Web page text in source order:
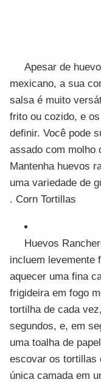
Apesar de
mexicano, a sua
salsa é muito
frito ou cozido, e
definir. Você pode
assado com molho
Mantenha huevos
uma variedade de
. Corn Tortillas
Huevos
incluem levemente
aquecer uma fina
frigideira em fogo
tortilha de cada
segundos, e, em
uma toalha de
escovar os tortillas
única camada em